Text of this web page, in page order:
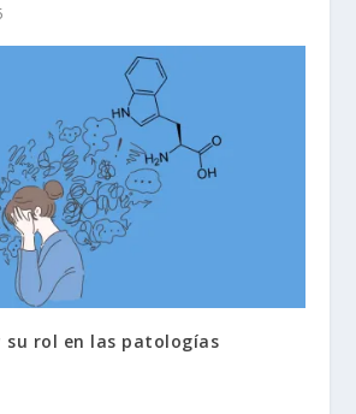
rol en las patologías